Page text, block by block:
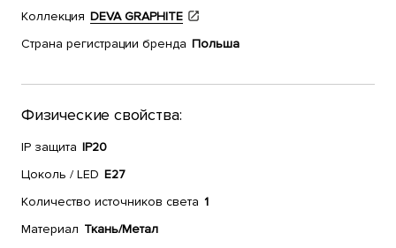
Коллекция DEVA GRAPHITE
Страна регистрации бренда Польша
Физические свойства:
IP защита IP20
Цоколь / LED E27
Количество источников света 1
Материал Ткань/Метал